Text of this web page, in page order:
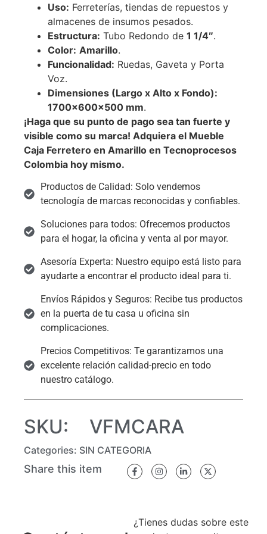
¿Tienes dudas sobre este
Uso: Ferreterías, tiendas de repuestos y
almacenes de insumos pesados.
Estructura: Tubo Redondo de 1 1/4″.
Color: Amarillo.
Funcionalidad: Ruedas, Gaveta y Porta
Voz.
Dimensiones (Largo x Alto x Fondo):
1700×600×500 mm.
¡Haga que su punto de pago sea tan fuerte y
visible como su marca! Adquiera el Mueble
Caja Ferretero en Amarillo en Tecnoprocesos
Colombia hoy mismo.
Productos de Calidad: Solo vendemos
tecnología de marcas reconocidas y confiables.
Soluciones para todos: Ofrecemos productos
para el hogar, la oficina y venta al por mayor.
Asesoría Experta: Nuestro equipo está listo para
ayudarte a encontrar el producto ideal para ti.
Envíos Rápidos y Seguros: Recibe tus productos
en la puerta de tu casa u oficina sin
complicaciones.
Precios Competitivos: Te garantizamos una
excelente relación calidad-precio en todo
nuestro catálogo.
SKU: VFMCARA
Categories: SIN CATEGORIA
Share this item